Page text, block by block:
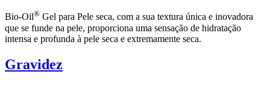
Bio-Oil® Gel para Pele seca, com a sua textura única e inovadora
que se funde na pele, proporciona uma sensação de hidratação
intensa e profunda à pele seca e extremamente seca.
Gravidez